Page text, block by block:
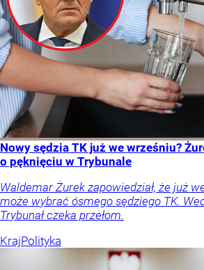
Nowy sędzia TK już we wrześniu?
o pęknięciu w Trybunale
Waldemar Żurek zapowiedział, że już
może wybrać ósmego sędziego TK.
Trybunał czeka przełom.
KrajPolityka